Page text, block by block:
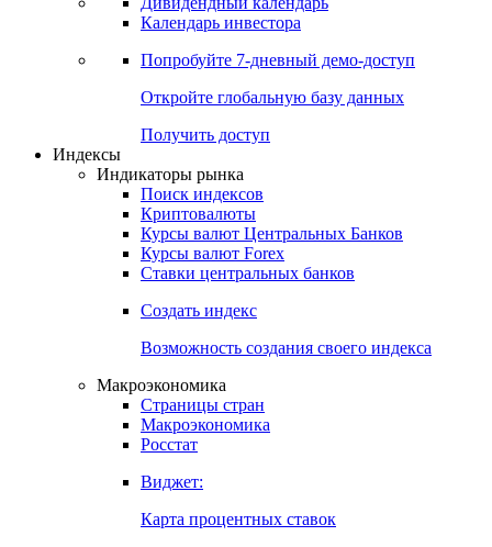
Календарь инвестора
Попробуйте 7-дневный демо-доступ
Откройте глобальную базу данных
Получить доступ
Индексы
Индикаторы рынка
Поиск индексов
Криптовалюты
Курсы валют Центральных Банков
Курсы валют Forex
Ставки центральных банков
Создать индекс
Возможность создания своего индекса
Макроэкономика
Страницы стран
Макроэкономика
Росстат
Виджет:
Карта процентных ставок